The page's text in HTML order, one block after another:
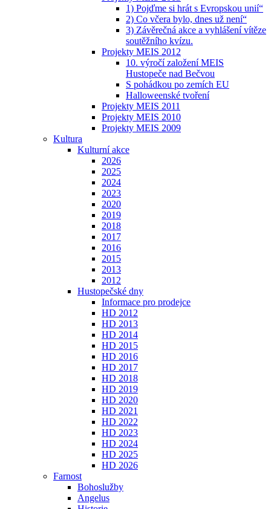
1) Pojďme si hrát s Evropskou unií“
2) Co včera bylo, dnes už není“
3) Závěrečná akce a vyhlášení vítěze
soutěžního kvízu.
Projekty MEIS 2012
10. výročí založení MEIS
Hustopeče nad Bečvou
S pohádkou po zemích EU
Halloweenské tvoření
Projekty MEIS 2011
Projekty MEIS 2010
Projekty MEIS 2009
Kultura
Kulturní akce
2026
2025
2024
2023
2020
2019
2018
2017
2016
2015
2013
2012
Hustopečské dny
Informace pro prodejce
HD 2012
HD 2013
HD 2014
HD 2015
HD 2016
HD 2017
HD 2018
HD 2019
HD 2020
HD 2021
HD 2022
HD 2023
HD 2024
HD 2025
HD 2026
Farnost
Bohoslužby
Angelus